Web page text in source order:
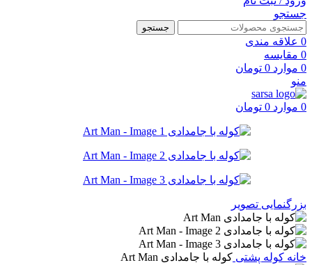
جستجو
جستجو
0 علاقه مندی
0 مقایسه
0 موارد 0 تومان
منو
0 موارد 0 تومان
بزرگنمایی تصویر
خانه کوله پشتی کوله با جامدادی Art Man